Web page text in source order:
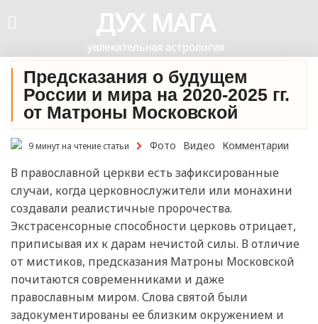
ДУХ МАГА
увлекательная астрология
Предсказания о будущем
России и мира на 2020-2025 гг.
от Матроны Московской
9 минут на чтение статьи Фото Видео Комментарии
В православной церкви есть зафиксированные
случаи, когда церковнослужители или монахини
создавали реалистичные пророчества.
Экстрасенсорные способности церковь отрицает,
приписывая их к дарам нечистой силы. В отличие
от мистиков, предсказания Матроны Московской
почитаются современниками и даже
православным миром. Слова святой были
задокументированы ее близким окружением и